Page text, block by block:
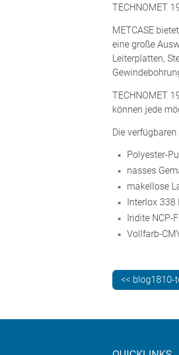
TECHNOMET
METCASE
eine große
Leiterplatten,
TECHNOMET
können jede
Die
Polyester-
nasses
makellose
Interlox
Iridite NCP-
Vollfarb-
<< blog1810-